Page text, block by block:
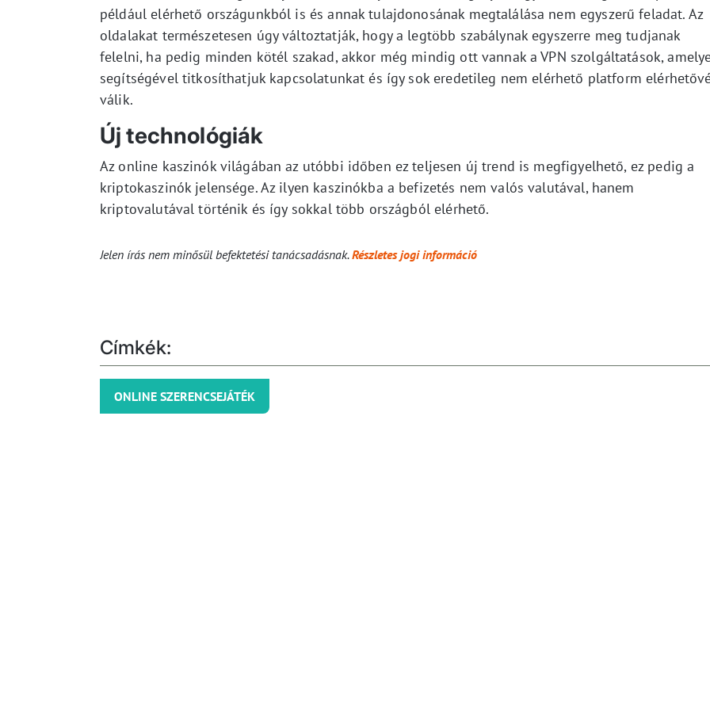
például elérhető országunkból is és annak tulajdonosának megtalálása nem egyszerű feladat. Az
oldalakat természetesen úgy változtatják, hogy a legtöbb szabálynak egyszerre meg tudjanak
felelni, ha pedig minden kötél szakad, akkor még mindig ott vannak a VPN szolgáltatások,
segítségével titkosíthatjuk kapcsolatunkat és így sok eredetileg nem elérhető platform
válik.
Új technológiák
Az online kaszinók világában az utóbbi időben ez teljesen új trend is megfigyelhető, ez pedig a
kriptokaszinók jelensége. Az ilyen kaszinókba a befizetés nem valós valutával, hanem
kriptovalutával történik és így sokkal több országból elérhető.
Jelen írás nem minősül befektetési tanácsadásnak.Részletes jogi információ
Címkék:
ONLINE SZERENCSEJÁTÉK